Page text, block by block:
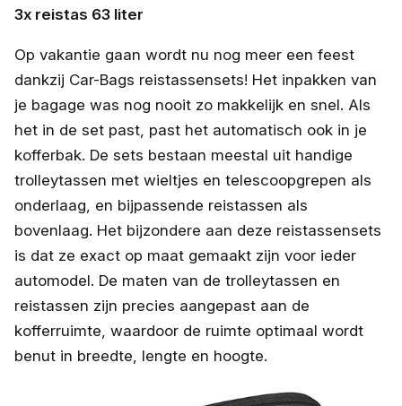
3x reistas 63 liter
Op vakantie gaan wordt nu nog meer een feest
dankzij Car-Bags reistassensets! Het inpakken van
je bagage was nog nooit zo makkelijk en snel. Als
het in de set past, past het automatisch ook in je
kofferbak. De sets bestaan meestal uit handige
trolleytassen met wieltjes en telescoopgrepen als
onderlaag, en bijpassende reistassen als
bovenlaag. Het bijzondere aan deze reistassensets
is dat ze exact op maat gemaakt zijn voor ieder
automodel. De maten van de trolleytassen en
reistassen zijn precies aangepast aan de
kofferruimte, waardoor de ruimte optimaal wordt
benut in breedte, lengte en hoogte.